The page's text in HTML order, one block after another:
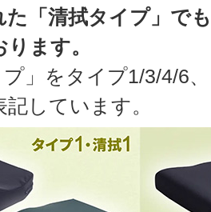
た「清拭タイプ」で
ます。
」をタイプ1/3/4/6
しています。